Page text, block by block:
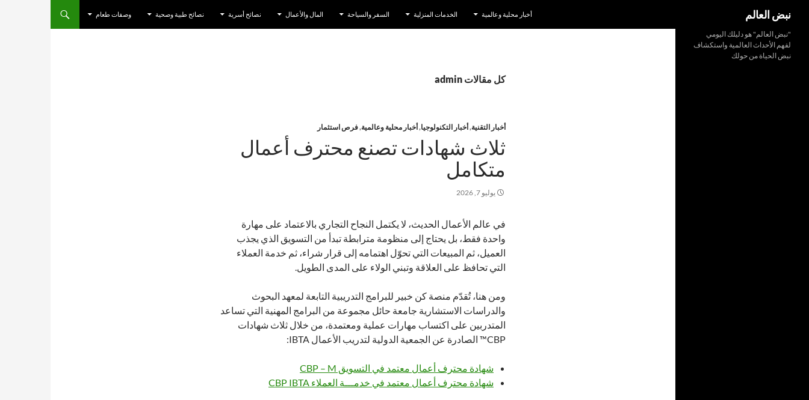
انتقل
المحتوى
نبض العالم أخبار محلية وعالمية الخدمات المنزلية السفر والسياحة المال والأعمال نصائح أسرية نصائح طبية وصحية وصفات طعام
كل مقالات admin
أخبار التقنية,أخبار التكنولوجيا,أخبار محلية وعالمية,فرص استثمار
ثلاث شهادات تصنع محترف أعمال
متكامل
يوليو 7, 2026
في عالم الأعمال الحديث، لا يكتمل النجاح التجاري بالاعتماد على مهارة
واحدة فقط، بل يحتاج إلى منظومة مترابطة تبدأ من التسويق الذي يجذب
العميل، ثم المبيعات التي تحوّل اهتمامه إلى قرار شراء، ثم خدمة العملاء
التي تحافظ على العلاقة وتبني الولاء على المدى الطويل.
ومن هنا، تُقدّم منصة كن خبير للبرامج التدريبية التابعة لمعهد البحوث
والدراسات الاستشارية جامعة حائل مجموعة من البرامج المهنية التي تساعد
المتدربين على اكتساب مهارات عملية ومعتمدة، من خلال ثلاث شهادات
CBP™ الصادرة عن الجمعية الدولية لتدريب الأعمال IBTA:
شهادة محترف أعمال معتمد في التسويق CBP – M
شهادة محترف أعمال معتمد في خدمـــة العملاء CBP IBTA
"نبض العالم" هو دليلك اليومي
لفهم الأحداث العالمية واستكشاف
نبض الحياة من حولك